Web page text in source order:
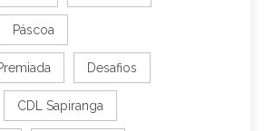
Páscoa
Desafios
CDL Sapiranga